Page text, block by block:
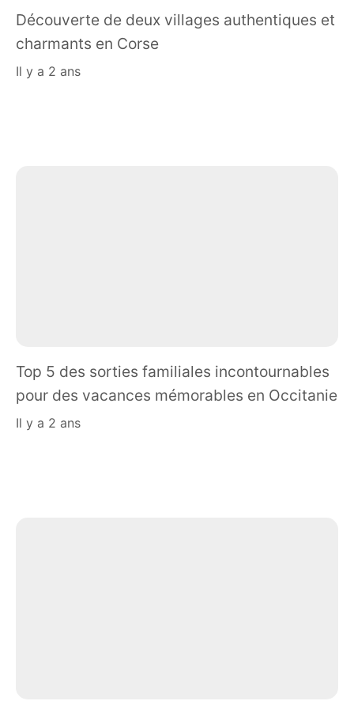
Découverte de deux villages authentiques et
charmants en Corse
il y a 2 ans
Top 5 des sorties familiales incontournables
pour des vacances mémorables en Occitanie
il y a 2 ans